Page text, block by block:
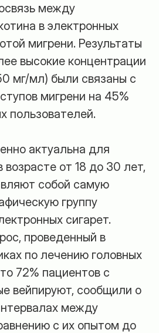
между
в электронных
мигрени. Результаты
высокие концентрации
мг/мл) были связаны с
мигрени на 45%
пользователей.
актуальна для
от 18 до 30 лет,
собой самую
группу
сигарет.
проведенный в
по лечению головных
72% пациентов с
вейпируют, сообщили о
между
с их опытом до